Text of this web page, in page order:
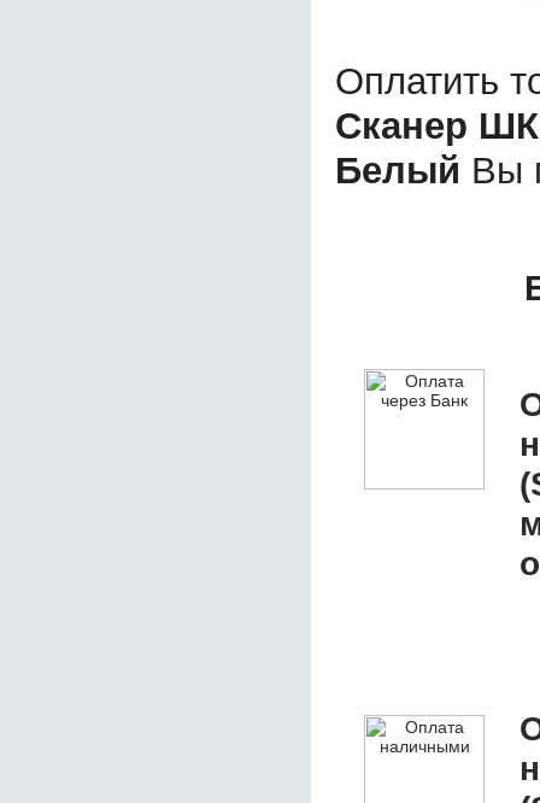
Оплатить
Сканер ШК
Белый Вы